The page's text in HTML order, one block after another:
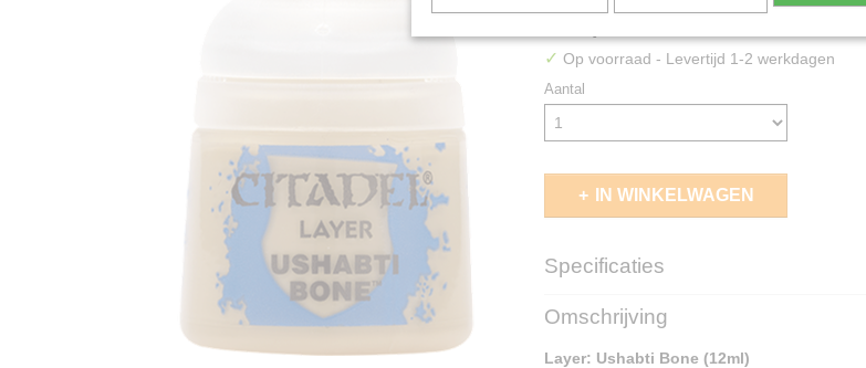
€ 3,60
✓ Op voorraad - Levertijd 1-2 werkdagen
Aantal
IN WINKELWAGEN
Specificaties
EAN code
Omschrijving
Layer: Ushabti Bone (12ml)